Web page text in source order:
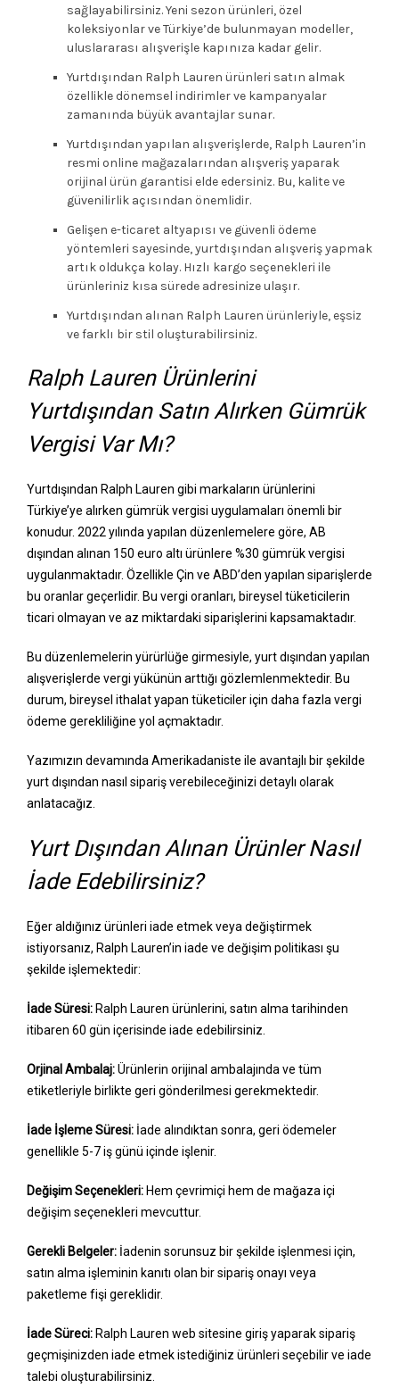
sağlayabilirsiniz. Yeni sezon ürünleri, özel
koleksiyonlar ve Türkiye’de bulunmayan modeller,
uluslararası alışverişle kapınıza kadar gelir.
Yurtdışından Ralph Lauren ürünleri satın almak
özellikle dönemsel indirimler ve kampanyalar
zamanında büyük avantajlar sunar.
Yurtdışından yapılan alışverişlerde, Ralph Lauren’in
resmi online mağazalarından alışveriş yaparak
orijinal ürün garantisi elde edersiniz. Bu, kalite ve
güvenilirlik açısından önemlidir.
Gelişen e-ticaret altyapısı ve güvenli ödeme
yöntemleri sayesinde, yurtdışından alışveriş yapmak
artık oldukça kolay. Hızlı kargo seçenekleri ile
ürünleriniz kısa sürede adresinize ulaşır.
Yurtdışından alınan Ralph Lauren ürünleriyle, eşsiz
ve farklı bir stil oluşturabilirsiniz.
Ralph Lauren Ürünlerini
Yurtdışından Satın Alırken Gümrük
Vergisi Var Mı?
Yurtdışından Ralph Lauren gibi markaların ürünlerini
Türkiye’ye alırken gümrük vergisi uygulamaları önemli bir
konudur. 2022 yılında yapılan düzenlemelere göre, AB
dışından alınan 150 euro altı ürünlere %30 gümrük vergisi
uygulanmaktadır. Özellikle Çin ve ABD’den yapılan siparişlerde
bu oranlar geçerlidir. Bu vergi oranları, bireysel tüketicilerin
ticari olmayan ve az miktardaki siparişlerini kapsamaktadır.
Bu düzenlemelerin yürürlüğe girmesiyle, yurt dışından yapılan
alışverişlerde vergi yükünün arttığı gözlemlenmektedir. Bu
durum, bireysel ithalat yapan tüketiciler için daha fazla vergi
ödeme gerekliliğine yol açmaktadır.
Yazımızın devamında Amerikadaniste ile avantajlı bir şekilde
yurt dışından nasıl sipariş verebileceğinizi detaylı olarak
anlatacağız.
Yurt Dışından Alınan Ürünler Nasıl
İade Edebilirsiniz?
Eğer aldığınız ürünleri iade etmek veya değiştirmek
istiyorsanız, Ralph Lauren’in iade ve değişim politikası şu
şekilde işlemektedir:
İade Süresi: Ralph Lauren ürünlerini, satın alma tarihinden
itibaren 60 gün içerisinde iade edebilirsiniz.
Orjinal Ambalaj:Ürünlerin orijinal ambalajında ve tüm
etiketleriyle birlikte geri gönderilmesi gerekmektedir.
İade İşleme Süresi: İade alındıktan sonra, geri ödemeler
genellikle 5-7 iş günü içinde işlenir.
Değişim Seçenekleri: Hem çevrimiçi hem de mağaza içi
değişim seçenekleri mevcuttur.
Gerekli Belgeler: İadenin sorunsuz bir şekilde işlenmesi için,
satın alma işleminin kanıtı olan bir sipariş onayı veya
paketleme fişi gereklidir.
İade Süreci: Ralph Lauren web sitesine giriş yaparak sipariş
geçmişinizden iade etmek istediğiniz ürünleri seçebilir ve iade
talebi oluşturabilirsiniz.